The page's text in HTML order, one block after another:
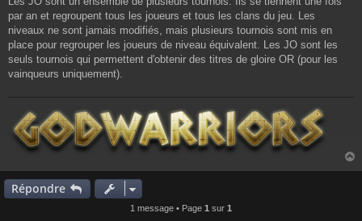
par an et regroupent tous les joueurs et tous les clans du jeu. Les
niveaux ne sont jamais modifiés, mais plusieurs tournois sont mis en
place pour regrouper les joueurs de niveau équivalent. Les JO sont les
seuls tournois qui permettent d'obtenir des titres de gloire OR (pour les
vainqueurs uniquement).
a
Répondre
1 message • Page 1 sur 1